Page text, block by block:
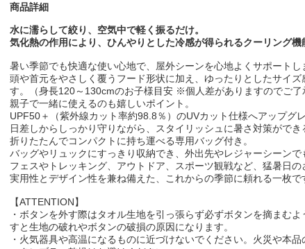
商品詳細
水に濡らして絞り、空気中で軽く振るだけ。
気化熱の作用により、ひんやりとした冷感が得られるクーリング
暑い季節でも快適な使い心地で、屋外シーンを心地よくサポートし
頭や首元をやさしく覆うフード形状に加え、ゆったりとしたサイ
す。（身長120～130cmのお子様目安 ※個人差がありますのでご了
親子で一緒に使えるのも嬉しいポイント。
UPF50＋（紫外線カット率約98.8％）のUVカット仕様へアップグレ
日差しからしっかり守りながら、スタイリッシュに暑さ対策ができ
折りたたんでコンパクトに持ち運べる専用バッグ付き。
バッグやリュックにすっきり収納でき、外出先やレジャーシーンで
フェスやトレッキング、アウトドア、スポーツ観戦など、猛暑日の
実用性とデザイン性を兼ね備えた、これからの季節に頼れる一枚で
【ATTENTION】
・ボタンを外す際はタオル生地を引っ張らず必ずボタンを摘まむ
すと生地の破れやボタンの破損の原因になります。
・火気器具や高温になるものに近づけないでください。火災や本品